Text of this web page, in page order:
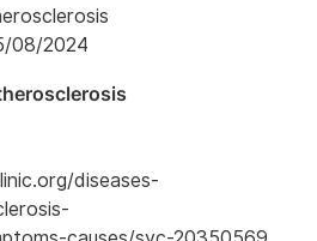
08/2024
diseases-